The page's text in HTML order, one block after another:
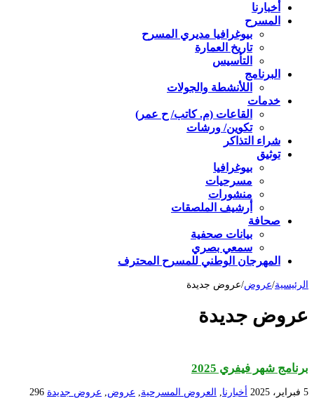
أخبارنا
المسرح
بيوغرافيا مديري المسرح
تاريخ العمارة
التأسيس
البرنامج
اللأنشطة والجولات
خدمات
القاعات (م. كاتب/ ح عمر)
تكوين/ ورشات
شراء التذاكر
توثيق
بيوغرافيا
مسرحيات
منشورات
أرشيف الملصقات
صحافة
بيانات صحفية
سمعي بصري
المهرجان الوطني للمسرح المحترف
الرئيسية/عروض/عروض جديدة
عروض جديدة
برنامج شهر فيفري 2025
5 فبراير، 2025 أخبارنا العروض المسرحية عروض عروض جديدة 296